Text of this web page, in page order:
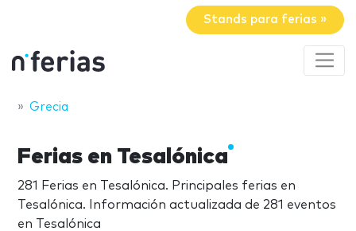
Stands para ferias »
Grecia
Ferias en Tesalónica
281 Ferias en Tesalónica. Principales ferias en
Tesalónica. Información actualizada de 281 eventos
en Tesalónica